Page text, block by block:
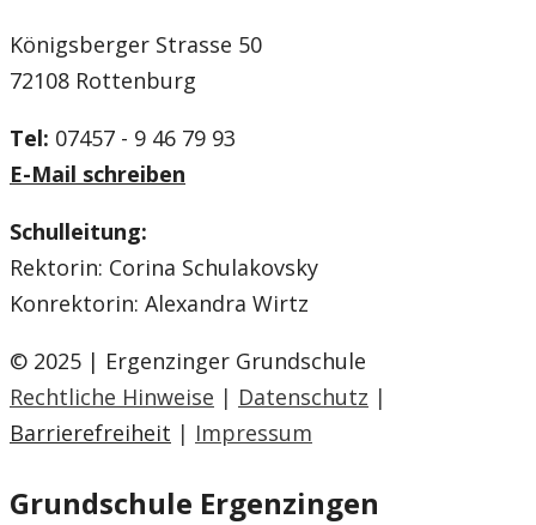
Königsberger Strasse 50
72108 Rottenburg
Tel: 07457 - 9 46 79 93
E-Mail schreiben
Schulleitung:
Rektorin: Corina Schulakovsky
Konrektorin: Alexandra Wirtz
© 2025 | Ergenzinger Grundschule
Rechtliche Hinweise | Datenschutz |
Barrierefreiheit | Impressum
Grundschule Ergenzingen